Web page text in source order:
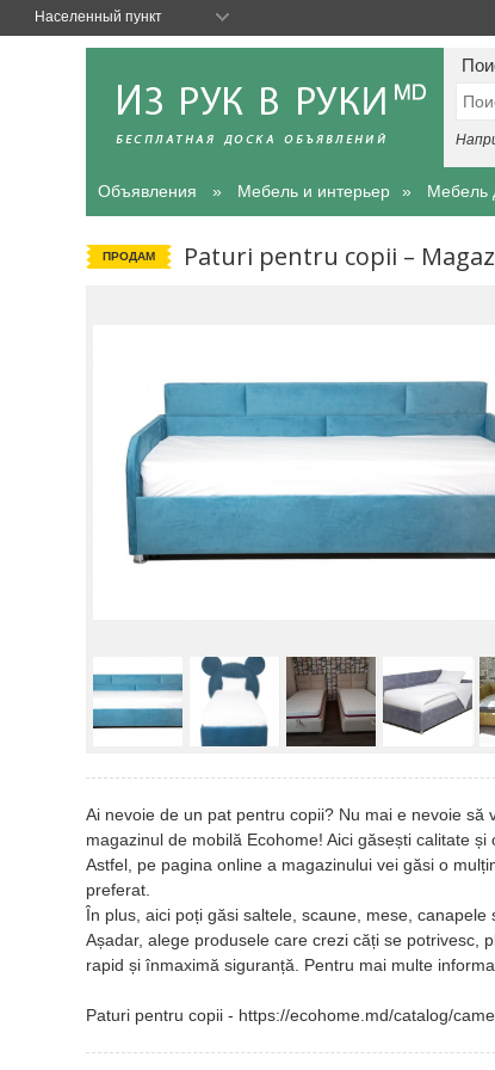
Объявления Мебель и интерьер Мебель
ПРОДАМ Paturi pentru copii –
Ai nevoie de un pat pentru copii? Nu mai e nevoie
magazinul de mobilă Ecohome! Aici găsești calitate
Astfel, pe pagina online a magazinului vei găsi o
preferat.
În plus, aici poți găsi saltele, scaune, mese, canapele
Așadar, alege produsele care crezi căți se potrivesc,
rapid și înmaximă siguranță. Pentru mai multe
Paturi pentru copii - https://ecohome.md/catalog/
Населенный пункт